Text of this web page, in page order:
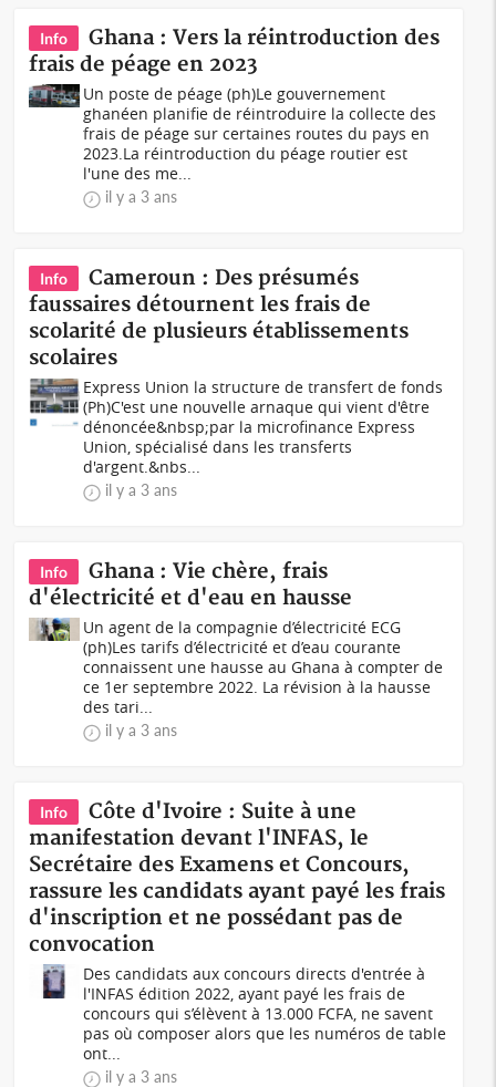
Info
Ghana : Vers la réintroduction des
frais de péage en 2023
Un poste de péage (ph)Le gouvernement
ghanéen planifie de réintroduire la collecte des
frais de péage sur certaines routes du pays en
2023.La réintroduction du péage routier est
l'une des me...
il y a 3 ans
Info
Cameroun : Des présumés
faussaires détournent les frais de
scolarité de plusieurs établissements
scolaires
Express Union la structure de transfert de fonds
(Ph)C'est une nouvelle arnaque qui vient d'être
dénoncée&nbsp;par la microfinance Express
Union, spécialisé dans les transferts
d'argent.&nbs...
il y a 3 ans
Info
Ghana : Vie chère, frais
d'électricité et d'eau en hausse
Un agent de la compagnie d’électricité ECG
(ph)Les tarifs d’électricité et d’eau courante
connaissent une hausse au Ghana à compter de
ce 1er septembre 2022. La révision à la hausse
des tari...
il y a 3 ans
Info
Côte d'Ivoire : Suite à une
manifestation devant l'INFAS, le
Secrétaire des Examens et Concours,
rassure les candidats ayant payé les frais
d'inscription et ne possédant pas de
convocation
Des candidats aux concours directs d'entrée à
l'INFAS édition 2022, ayant payé les frais de
concours qui s’élèvent à 13.000 FCFA, ne savent
pas où composer alors que les numéros de table
ont...
il y a 3 ans